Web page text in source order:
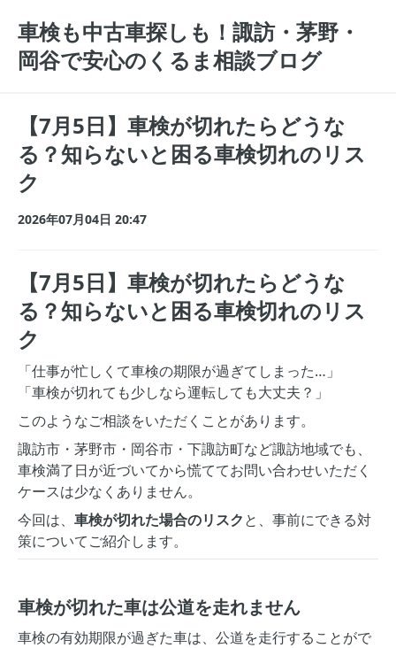
車検も中古車探しも！諏訪・茅野・
岡谷で安心のくるま相談ブログ
【7月5日】車検が切れたらどうな
る？知らないと困る車検切れのリス
ク
2026年07月04日 20:47
【7月5日】車検が切れたらどうな
る？知らないと困る車検切れのリス
ク
「仕事が忙しくて車検の期限が過ぎてしまった…」
「車検が切れても少しなら運転しても大丈夫？」
このようなご相談をいただくことがあります。
諏訪市・茅野市・岡谷市・下諏訪町など諏訪地域でも、
車検満了日が近づいてから慌ててお問い合わせいただく
ケースは少なくありません。
今回は、 車検が切れた場合のリスクと、事前にできる対
策についてご紹介します。
車検が切れた車は公道を走れません
車検の有効期限が過ぎた車は、公道を走行することがで